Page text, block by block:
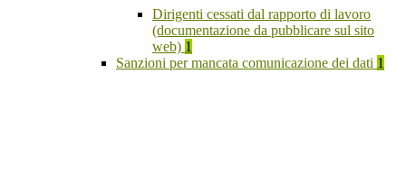
Dirigenti cessati dal rapporto di lavoro
(documentazione da pubblicare sul sito
web) 1
Sanzioni per mancata comunicazione dei dati 1